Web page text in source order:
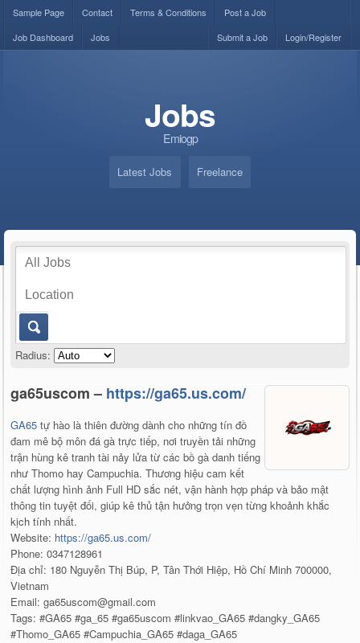
Sample Page Contact Terms & Conditions
Post a Job
Job Dashboard
Jobs Login/Register
Submit a Job
Jobs
Emiogp
Latest Jobs Freelance
Radius:
ga65uscom – https://ga65.us.com/
GA65 tự hào là thiên đường dành cho những tín đồ
đam mê bộ môn đá gà trực tiếp, nơi truyền tải những
trận hùng kê tranh tài nảy lửa từ các bồ gà danh tiếng
như Thomo hay Campuchia. Thương hiệu cam kết
chất lượng hình ảnh Full HD sắc nét, vận hành hợp pháp và bảo mật
thông tin tuyệt đối, giúp kê thủ tận hưởng trọn vẹn từng khoảnh khắc
kịch tính nhất.
Website: https://ga65.us.com/
Phone: 0347128961
Địa chỉ: 180 Nguyễn Thị Búp, P, Tân Thới Hiệp, Hồ Chí Minh 700000,
Vietnam
Email: ga65uscom@gmail.com
Tags: #GA65 #ga_65 #ga65uscom #linkvao_GA65 #dangky_GA65
#Thomo_GA65 #Campuchia_GA65 #daga_GA65